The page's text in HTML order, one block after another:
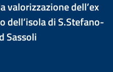
valorizzazione dell’ex
dell’isola di S.Stefano-
Sassoli